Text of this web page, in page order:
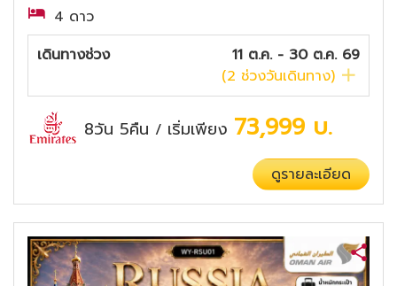
4 ดาว
เดินทางช่วง
11 ต.ค. - 30 ต.ค. 69
(2 ช่วงวันเดินทาง)
8วัน 5คืน / เริ่มเพียง 73,999 บ.
ดูรายละเอียด